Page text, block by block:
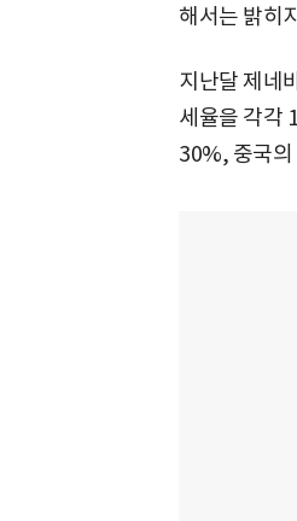
해서는 밝히
지난달 제네
세율을 각각
30%, 중국